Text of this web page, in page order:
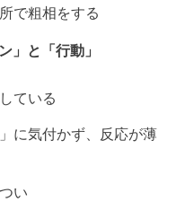
で粗相をする
」と「行動」
ている
に気付かず、反応が薄
い